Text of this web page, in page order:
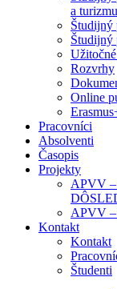
a turizmu
Študijný
Študijný
Rozvrhy
Online
Pracovníci
Absolventi
Časopis
Projekty
APVV
APVV
Kontakt
Kontakt
Študenti